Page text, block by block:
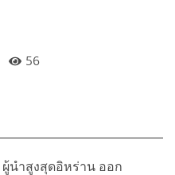
56
นำสูงสุดอิหร่าน ออก